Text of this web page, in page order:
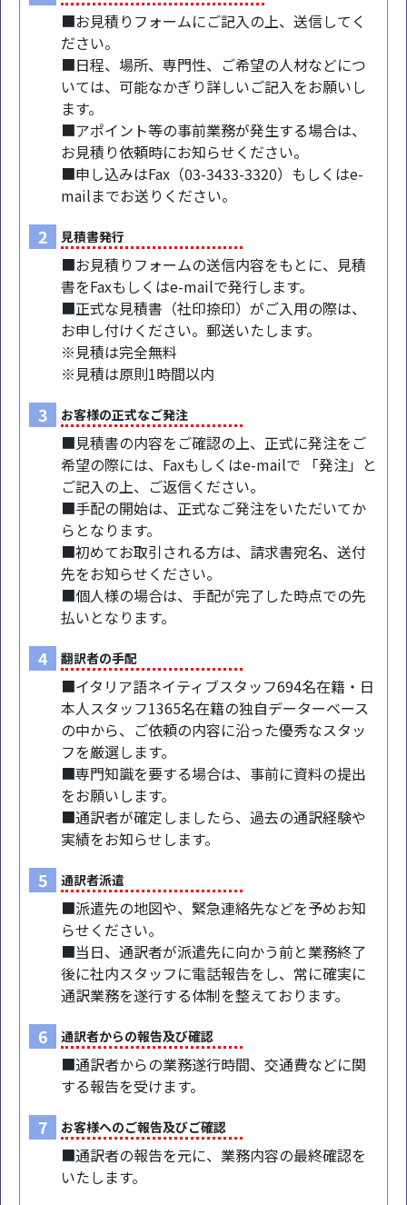
■お見積りフォームにご記入の上、送信してく
ださい。
■日程、場所、専門性、ご希望の人材などにつ
いては、可能なかぎり詳しいご記入をお願いし
ます。
■アポイント等の事前業務が発生する場合は、
お見積り依頼時にお知らせください。
■申し込みはFax（03-3433-3320）もしくはe-
mailまでお送りください。
2 見積書発行
■お見積りフォームの送信内容をもとに、見積
書をFaxもしくはe-mailで発行します。
■正式な見積書（社印捺印）がご入用の際は、
お申し付けください。郵送いたします。
※見積は完全無料
※見積は原則1時間以内
3 お客様の正式なご発注
■見積書の内容をご確認の上、正式に発注をご
希望の際には、Faxもしくはe-mailで 「発注」と
ご記入の上、ご返信ください。
■手配の開始は、正式なご発注をいただいてか
らとなります。
■初めてお取引される方は、請求書宛名、送付
先をお知らせください。
■個人様の場合は、手配が完了した時点での先
払いとなります。
4 翻訳者の手配
■イタリア語ネイティブスタッフ694名在籍・日
本人スタッフ1365名在籍の独自データーベース
の中から、ご依頼の内容に沿った優秀なスタッ
フを厳選します。
■専門知識を要する場合は、事前に資料の提出
をお願いします。
■通訳者が確定しましたら、過去の通訳経験や
実績をお知らせします。
5 通訳者派遣
■派遣先の地図や、緊急連絡先などを予めお知
らせください。
■当日、通訳者が派遣先に向かう前と業務終了
後に社内スタッフに電話報告をし、常に確実に
通訳業務を遂行する体制を整えております。
6 通訳者からの報告及び確認
■通訳者からの業務遂行時間、交通費などに関
する報告を受けます。
7 お客様へのご報告及びご確認
■通訳者の報告を元に、業務内容の最終確認を
いたします。